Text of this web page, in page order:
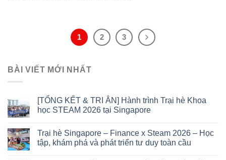
1 2 3
BÀI VIẾT MỚI NHẤT
[TỔNG KẾT & TRI ÂN] Hành trình Trại hè Khoa
học STEAM 2026 tại Singapore
Trại hè Singapore – Finance x Steam 2026 – Học
tập, khám phá và phát triển tư duy toàn cầu